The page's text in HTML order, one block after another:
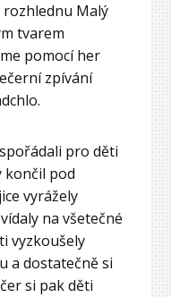
rozhlednu Malý
tvarem
pomocí her
zpívání
pro děti
končil pod
vyrážely
na všetečné
vyzkoušely
a dostatečně si
si pak děti